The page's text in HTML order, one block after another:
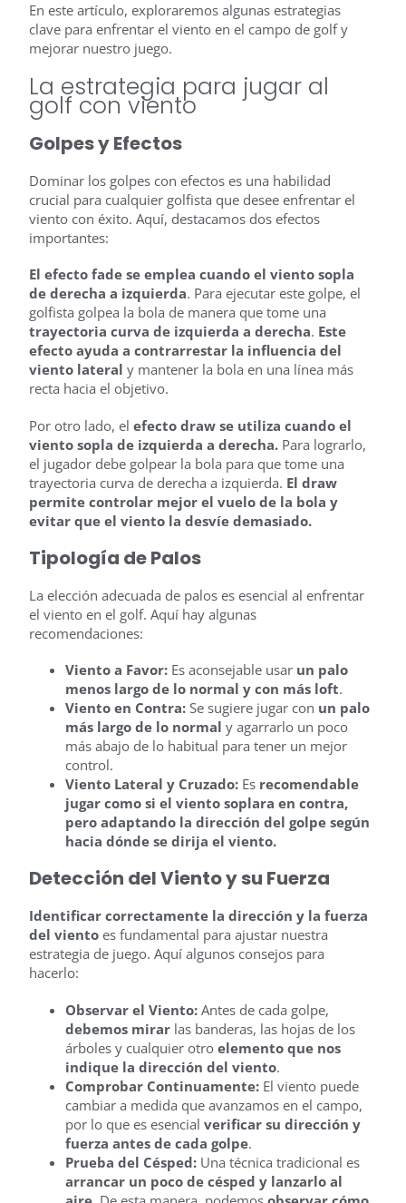
En este artículo, exploraremos algunas estrategias
clave para enfrentar el viento en el campo de golf y
mejorar nuestro juego.
La estrategia para jugar al
golf con viento
Golpes y Efectos
Dominar los golpes con efectos es una habilidad
crucial para cualquier golfista que desee enfrentar el
viento con éxito. Aquí, destacamos dos efectos
importantes:
El efecto fade se emplea cuando el viento sopla
de derecha a izquierda. Para ejecutar este golpe, el
golfista golpea la bola de manera que tome una
trayectoria curva de izquierda a derecha. Este
efecto ayuda a contrarrestar la influencia del
viento lateral y mantener la bola en una línea más
recta hacia el objetivo.
Por otro lado, el efecto draw se utiliza cuando el
viento sopla de izquierda a derecha. Para lograrlo,
el jugador debe golpear la bola para que tome una
trayectoria curva de derecha a izquierda. El draw
permite controlar mejor el vuelo de la bola y
evitar que el viento la desvíe demasiado.
Tipología de Palos
La elección adecuada de palos es esencial al enfrentar
el viento en el golf. Aquí hay algunas
recomendaciones:
Viento a Favor: Es aconsejable usar un palo
menos largo de lo normal y con más loft.
Viento en Contra: Se sugiere jugar con un palo
más largo de lo normal y agarrarlo un poco
más abajo de lo habitual para tener un mejor
control.
Viento Lateral y Cruzado: Es recomendable
jugar como si el viento soplara en contra,
pero adaptando la dirección del golpe según
hacia dónde se dirija el viento.
Detección del Viento y su Fuerza
Identificar correctamente la dirección y la fuerza
del viento es fundamental para ajustar nuestra
estrategia de juego. Aquí algunos consejos para
hacerlo:
Observar el Viento: Antes de cada golpe,
debemos mirar las banderas, las hojas de los
árboles y cualquier otro elemento que nos
indique la dirección del viento.
Comprobar Continuamente: El viento puede
cambiar a medida que avanzamos en el campo,
por lo que es esencial verificar su dirección y
fuerza antes de cada golpe.
Prueba del Césped: Una técnica tradicional es
arrancar un poco de césped y lanzarlo al